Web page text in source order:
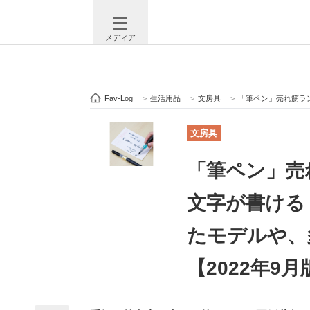
メディア
注目記事を集めた総合ページ ITの今
ビジネスと働き方のヒント AI活用
ITエンジニア向け専門サイト 企業向けIT
Fav-Log > 生活用品 > 文房具 > 「筆ペン」売れ筋ランキン
文房具
「筆ペン」
文字が書け
たモデルや
【2022年9月